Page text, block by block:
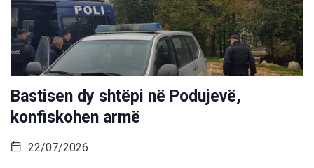
Bastisen dy shtëpi në Podujevë,
konfiskohen armë
22/07/2026